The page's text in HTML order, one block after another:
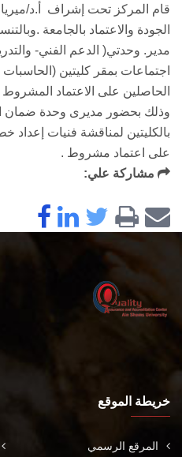
قام المركز تحت إشراف أ.د/
الجودة والاعتماد بالجامعة
مدير. وحدتي( الدعم الفني-
اجتماعات بمقر كليتين (الحاسبات
الحاصلين على الاعتماد المشروط
وذلك بحضور مديرى وحدة ضمان
بالكليتين لمناقشة فنيات إعداد
على اعتماد مشروط .
مشاركة علي:
خريطة الموقع
المرقع الرسمي